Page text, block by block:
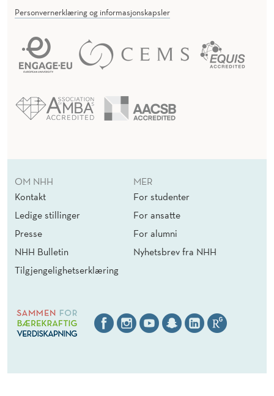
Personvernerklæring og informasjonskapsler
OM NHH
Kontakt
Ledige stillinger
Presse
NHH Bulletin
Tilgjengelighetserklæring
MER
For studenter
For ansatte
For alumni
Nyhetsbrev fra NHH